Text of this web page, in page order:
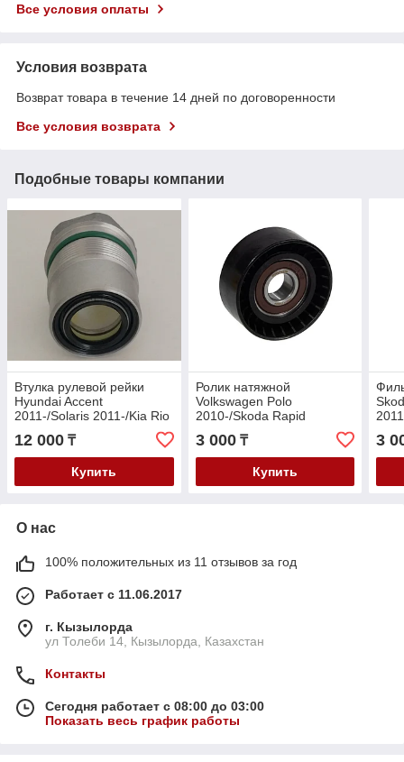
Все условия оплаты
Условия возврата
Возврат товара в течение 14 дней по договоренности
Все условия возврата
Подобные товары компании
Втулка рулевой рейки
Hyundai Accent
2011-/Solaris 2011-/Kia Rio
2011- V-1.4-1.6
12 000 ₸
Купить
Ролик натяжной
Volkswagen Polo
2010-/Skoda Rapid
2011-/Fabia 2010- V-1.4-
1.6
3 000₸
Купить
3
О нас
100% положительных из 11 отзывов за год
Работает с 11.06.2017
г. Кызылорда
ул Толеби 14, Кызылорда, Казахстан
Контакты
Сегодня работает с 08:00 до 03:00
Показать весь график работы